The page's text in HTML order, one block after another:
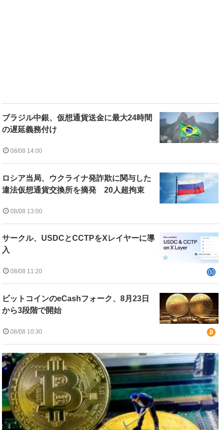
ブラジル中銀、仮想通貨送金に最大24時間
の遅延義務付け
08/08 14:00
ロシア当局、ウクライナ発詐欺に関与した
違法仮想通貨交換所を摘発 20人超拘束
08/08 13:00
サークル、USDCとCCTPをXレイヤーに導
入
08/08 11:20
ビットコインのeCashフォーク、8月23日
から3段階で開始
08/08 10:30